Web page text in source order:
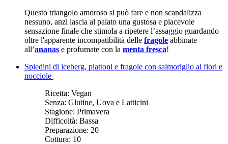
Questo triangolo amoroso si può fare e non scandalizza
nessuno, anzi lascia al palato una gustosa e piacevole
sensazione finale che stimola a ripetere l’assaggio guardando
oltre l'apparente incompatibilità delle fragole abbinate
all’ananas e profumate con la menta fresca!
Spiedini di iceberg, piattoni e fragole con salmoriglio ai fiori e
nocciole
Ricetta: Vegan
Senza: Glutine, Uova e Latticini
Stagione: Primavera
Difficoltà: Bassa
Preparazione: 20
Cottura: 10